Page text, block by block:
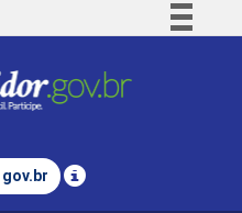
Comunica BR
Legislação
gov.br